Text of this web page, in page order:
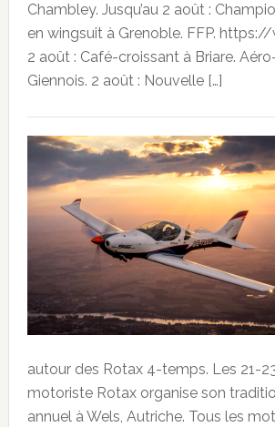
Chambley. Jusqu’au 2 août :
en wingsuit à Grenoble. FFP.
2 août : Café-croissant à Briare.
Giennois. 2 août : Nouvelle […]
autour des Rotax 4-temps. Les 21-
motoriste Rotax organise son
annuel à Wels, Autriche. Tous les